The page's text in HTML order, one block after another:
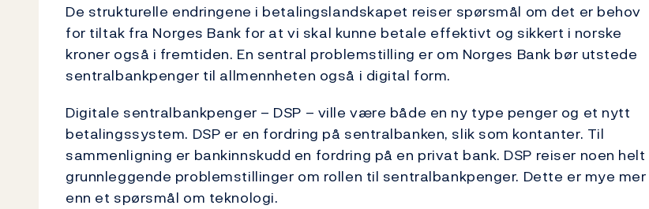
De strukturelle endringene i betalingslandskapet reiser spørsmål om det er behov
for tiltak fra Norges Bank for at vi skal kunne betale effektivt og sikkert i norske
kroner også i fremtiden. En sentral problemstilling er om Norges Bank bør utstede
sentralbankpenger til allmennheten også i digital form.
Digitale sentralbankpenger – DSP – ville være både en ny type penger og et nytt
betalingssystem. DSP er en fordring på sentralbanken, slik som kontanter. Til
sammenligning er bankinnskudd en fordring på en privat bank. DSP reiser noen helt
grunnleggende problemstillinger om rollen til sentralbankpenger. Dette er mye mer
enn et spørsmål om teknologi.